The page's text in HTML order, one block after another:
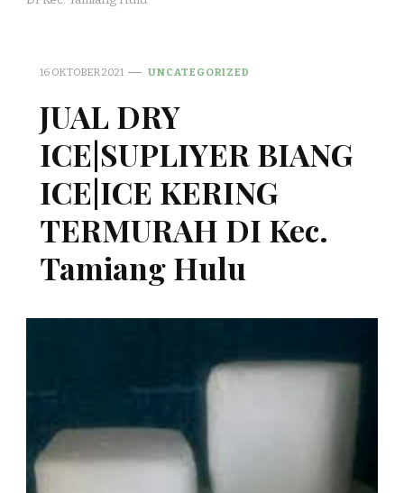
16 OKTOBER 2021 UNCATEGORIZED
JUAL DRY
ICE|SUPLIYER BIANG
ICE|ICE KERING
TERMURAH DI Kec.
Tamiang Hulu